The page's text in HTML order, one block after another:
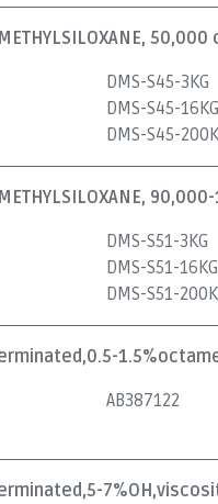
50,000
DMS-S45-3KG
DMS-S45-16KG
DMS-S45-
DMS-S51-3KG
DMS-S51-16KG
DMS-S51-
AB387122